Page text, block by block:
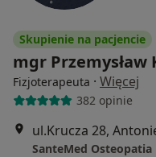
Skupienie na pacjencie
mgr Przemysław
Fizjoterapeuta · Więcej
382 opinie
ul.Krucza 28,